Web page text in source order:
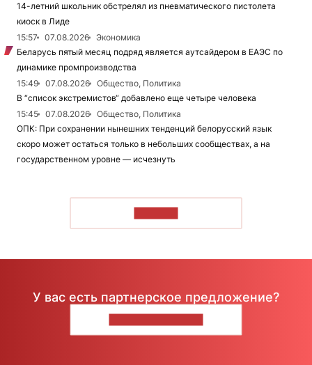
14-летний школьник обстрелял из пневматического пистолета
киоск в Лиде
15:57
07.08.2026
Экономика
Беларусь пятый месяц подряд является аутсайдером в ЕАЭС по
динамике промпроизводства
15:49
07.08.2026
Общество, Политика
В “список экстремистов“ добавлено еще четыре человека
15:45
07.08.2026
Общество, Политика
ОПК: При сохранении нынешних тенденций белорусский язык
скоро может остаться только в небольших сообществах, а на
государственном уровне — исчезнуть
У вас есть партнерское предложение?